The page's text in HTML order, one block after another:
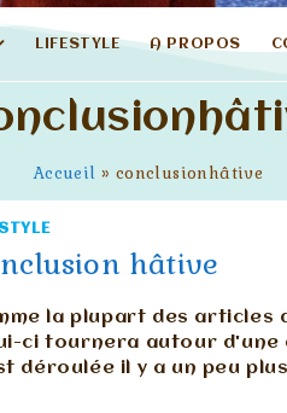
LIFESTYLE A PROPOS
Accueil » conclusionhâtive
hâtive
la plupart des articles
ci tournera autour d'une
déroulée il y a un peu